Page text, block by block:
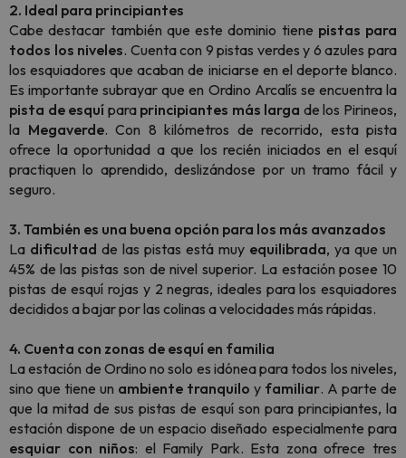
2. Ideal para principiantes
Cabe destacar también que este dominio tiene pistas para
todos los niveles. Cuenta con 9 pistas verdes y 6 azules para
los esquiadores que acaban de iniciarse en el deporte blanco.
Es importante subrayar que en Ordino Arcalís se encuentra la
pista de esquí para principiantes más larga de los Pirineos,
la Megaverde. Con 8 kilómetros de recorrido, esta pista
ofrece la oportunidad a que los recién iniciados en el esquí
practiquen lo aprendido, deslizándose por un tramo fácil y
seguro.
3. También es una buena opción para los más avanzados
La dificultad de las pistas está muy equilibrada, ya que un
45% de las pistas son de nivel superior. La estación posee 10
pistas de esquí rojas y 2 negras, ideales para los esquiadores
decididos a bajar por las colinas a velocidades más rápidas.
4. Cuenta con zonas de esquí en familia
La estación de Ordino no solo es idónea para todos los niveles,
sino que tiene un ambiente tranquilo y familiar. A parte de
que la mitad de sus pistas de esquí son para principiantes, la
estación dispone de un espacio diseñado especialmente para
esquiar con niños: el Family Park. Esta zona ofrece tres